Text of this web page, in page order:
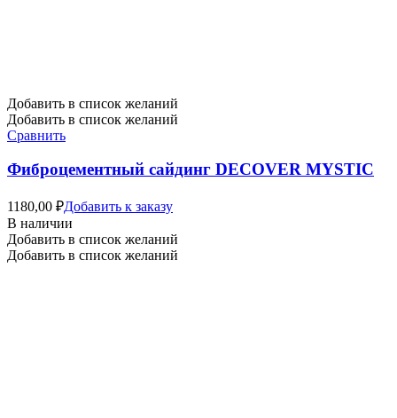
Добавить в список желаний
Добавить в список желаний
Сравнить
Фиброцементный сайдинг DECOVER MYSTIC
1180,00 ₽Добавить к заказу
В наличии
Добавить в список желаний
Добавить в список желаний